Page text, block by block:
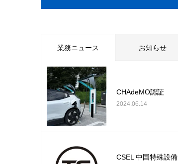
業務ニュース お知らせ
CHAdeMO認証
2024.06.14
CSEL 中国特殊設備